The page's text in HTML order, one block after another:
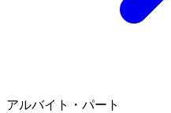
アルバイト・パート